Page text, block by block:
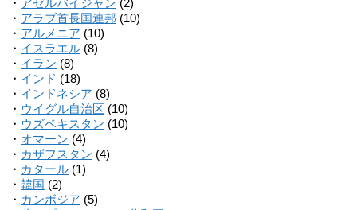
・ アゼルバイジャン (2)
・ アラブ首長国連邦 (10)
・ アルメニア (10)
・ イスラエル (8)
・ イラン (8)
・ インド (18)
・ インドネシア (8)
・ ウイグル自治区 (10)
・ ウズベキスタン (10)
・ オマーン (4)
・ カザフスタン (4)
・ カタール (1)
・ 韓国 (2)
・ カンボジア (5)